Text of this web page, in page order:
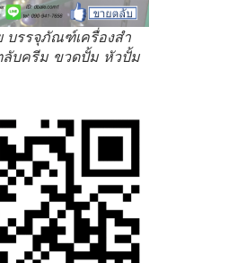
บรรจุภัณฑ์เครื่องสำ
ลับครีม ขวดปั้ม หัวปั้ม